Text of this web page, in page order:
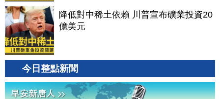
降低對中稀土依賴 川普宣布礦業投資20
億美元
今日整點新聞